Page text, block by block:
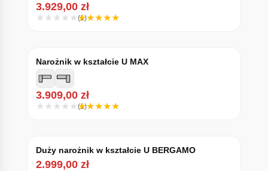
3.929,00 zł
(1)
Narożnik w kształcie U MAX
3.909,00 zł
(1)
Duży narożnik w kształcie U BERGAMO
2.999,00 zł